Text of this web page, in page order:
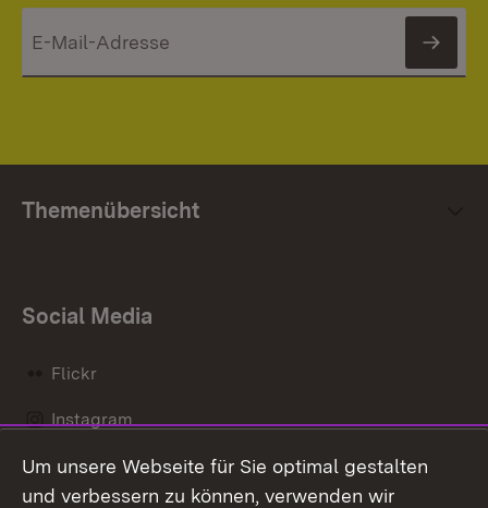
Themenübersicht
Social Media
Flickr
Instagram
Social Wall
Um unsere Webseite für Sie optimal gestalten
und verbessern zu können, verwenden wir